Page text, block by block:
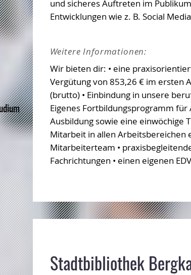
und sicheres Auftreten im
Entwicklungen wie z. B. Social
Weitere Informationen:
Wir bieten dir: • eine
Vergütung von 853,26 € im ersten
(brutto) • Einbindung in unsere
Eigenes Fortbildungsprogramm
Ausbildung sowie eine einwöchige
Mitarbeit in allen Arbeitsbereichen
Mitarbeiterteam •
Fachrichtungen • einen eigenen
Stadtbibliothek